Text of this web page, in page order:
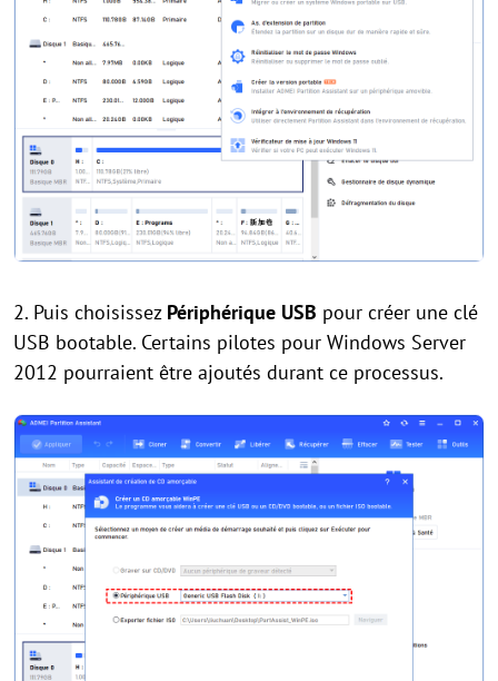
2. Puis choisissez Périphérique USB pour créer une clé
USB bootable. Certains pilotes pour Windows Server
2012 pourraient être ajoutés durant ce processus.